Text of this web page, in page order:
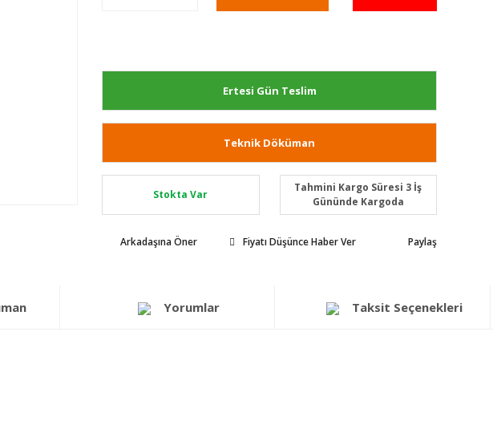
Ertesi Gün Teslim
Teknik Döküman
Stokta Var
Tahmini Kargo Süresi 3 İş
Gününde Kargoda
Arkadaşına Öner Fiyatı Düşünce Haber Ver Paylaş
Yorumlar Taksit Seçenekleri